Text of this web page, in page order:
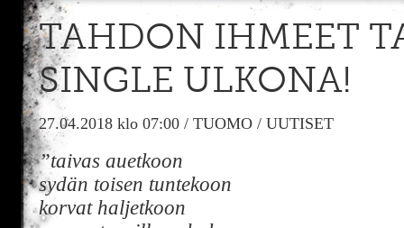
TAHDON IHMEET
SINGLE ULKONA!
27.04.2018 klo 07:00 / TUOMO / UUTISET
”taivas auetkoon
sydän toisen tuntekoon
korvat haljetkoon